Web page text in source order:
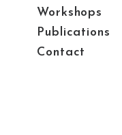
Workshops
Publications
Contact